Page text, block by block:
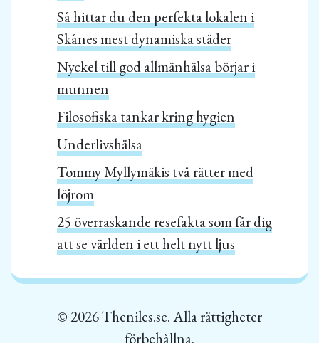
Så hittar du den perfekta lokalen i
Skånes mest dynamiska städer
Nyckel till god allmänhälsa börjar i
munnen
Filosofiska tankar kring hygien
Underlivshälsa
Tommy Myllymäkis två rätter med
löjrom
25 överraskande resefakta som får dig
att se världen i ett helt nytt ljus
© 2026 Theniles.se. Alla rättigheter
förbehållna.